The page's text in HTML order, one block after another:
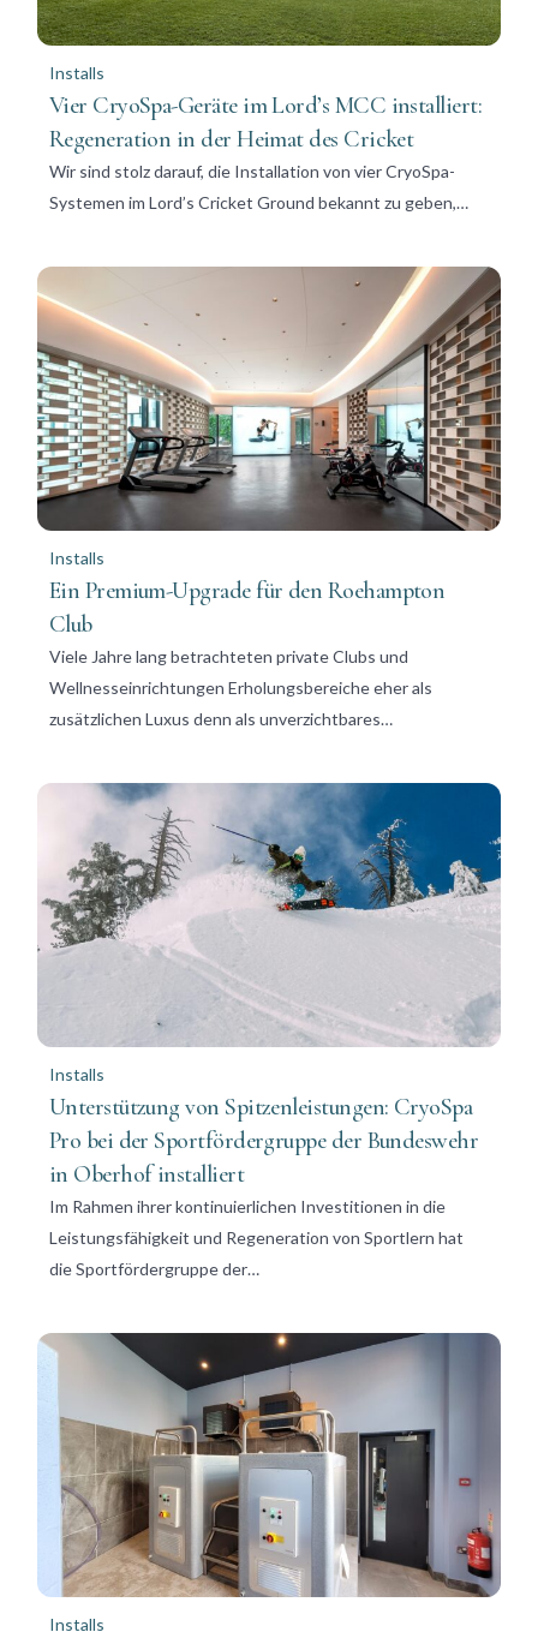
Installs
Vier CryoSpa-Geräte im Lord’s MCC installiert:
Regeneration in der Heimat des Cricket
Wir sind stolz darauf, die Installation von vier CryoSpa-
Systemen im Lord’s Cricket Ground bekannt zu geben,…
Installs
Ein Premium-Upgrade für den Roehampton
Club
Viele Jahre lang betrachteten private Clubs und
Wellnesseinrichtungen Erholungsbereiche eher als
zusätzlichen Luxus denn als unverzichtbares…
Installs
Unterstützung von Spitzenleistungen: CryoSpa
Pro bei der Sportfördergruppe der Bundeswehr
in Oberhof installiert
Im Rahmen ihrer kontinuierlichen Investitionen in die
Leistungsfähigkeit und Regeneration von Sportlern hat
die Sportfördergruppe der…
Installs